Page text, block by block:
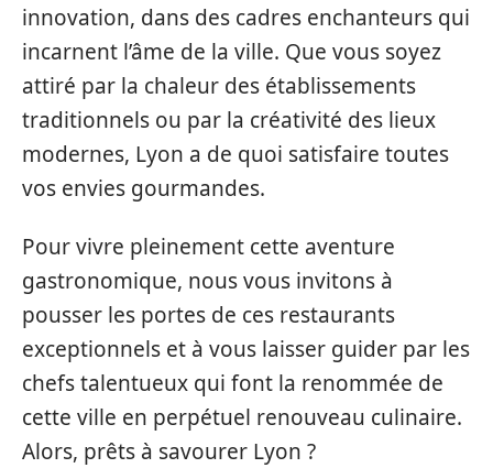
innovation, dans des cadres enchanteurs qui
incarnent l’âme de la ville. Que vous soyez
attiré par la chaleur des établissements
traditionnels ou par la créativité des lieux
modernes, Lyon a de quoi satisfaire toutes
vos envies gourmandes.
Pour vivre pleinement cette aventure
gastronomique, nous vous invitons à
pousser les portes de ces restaurants
exceptionnels et à vous laisser guider par les
chefs talentueux qui font la renommée de
cette ville en perpétuel renouveau culinaire.
Alors, prêts à savourer Lyon ?